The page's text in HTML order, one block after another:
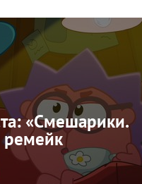
«Смешарики.
ремейк